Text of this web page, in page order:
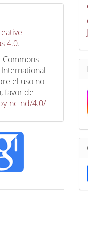
4.0.
Commons
el uso no
favor de
nc-nd/4.0/
i